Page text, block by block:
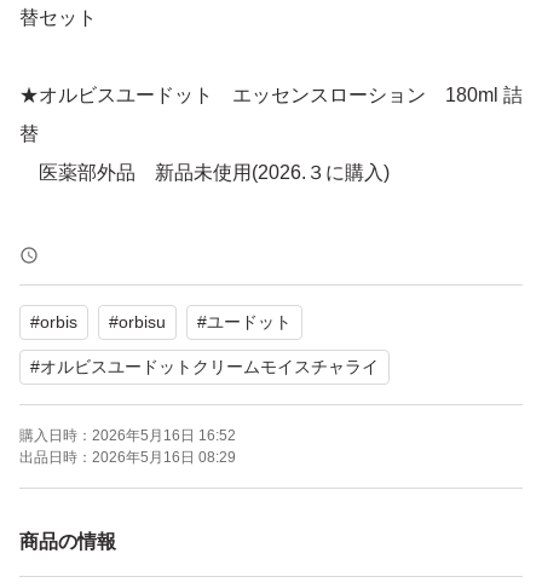
替セット
★オルビスユードット エッセンスローション 180ml 詰
替
医薬部外品 新品未使用(2026.３に購入)
★オルビスユードット クリームモイスチャーライザー50
g(スパチュラ選べません)
医薬部外品 新品未使用(2026.４に購入)
お値下げ不可です。
#orbis #orbisu #ユードット
#オルビスユードットクリームモイスチャライ
購入日時： 2026年5月16日 16:52
出品日時： 2026年5月16日 08:29
商品の情報